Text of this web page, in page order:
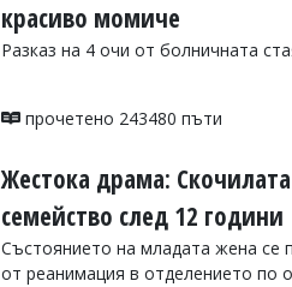
красиво момиче
Разказ на 4 очи от болничната
прочетено 243480 пъти
Жестока драма:
семейство след 12 години
Състоянието на младата жена се
от реанимация в отделението по